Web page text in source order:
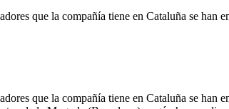
que la compañía tiene en Cataluña se
que la compañía tiene en Cataluña se